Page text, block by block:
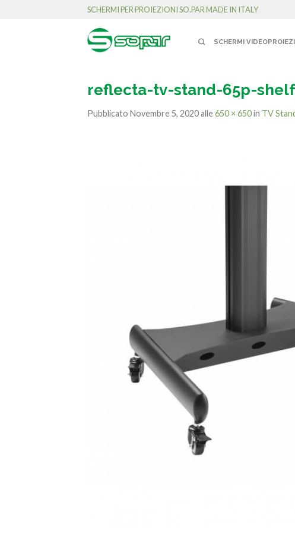
SCHERMI PER PROIEZIONI SO.PAR MADE IN ITALY
SCHERMI
reflecta-tv-stand-65p-
Pubblicato Novembre 5, 2020alle650 × 650in TV